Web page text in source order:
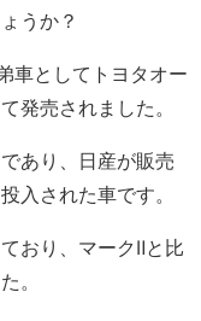
うか？
車としてトヨタオー
発売されました。
あり、日産が販売
入された車です。
おり、マークⅡと比
。